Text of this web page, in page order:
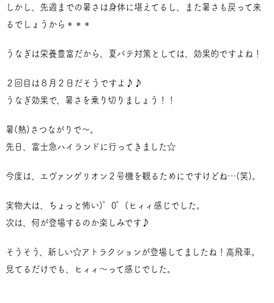
しかし、先週までの暑さは身体に堪えてるし、また暑さも戻って来
るでしょうから＊＊＊
うなぎは栄養豊富だから、夏バテ対策としては、効果的ですよね！
２回目は８月２日だそうですよ♪♪
うなぎ効果で、暑さを乗り切りましょう！！
暑(熱)さつながりで～。
先日、富士急ハイランドに行ってきました☆
今度は、エヴァンゲリオン２号機を観るためにですけどね…(笑)。
実物大は、ちょっと怖い)゜0゜(ヒィィ感じでした。
次は、何が登場するのか楽しみです♪
そうそう、新しい☆アトラクションが登場してましたね！高飛車。
見てるだけでも、ヒィィ～って感じでした。